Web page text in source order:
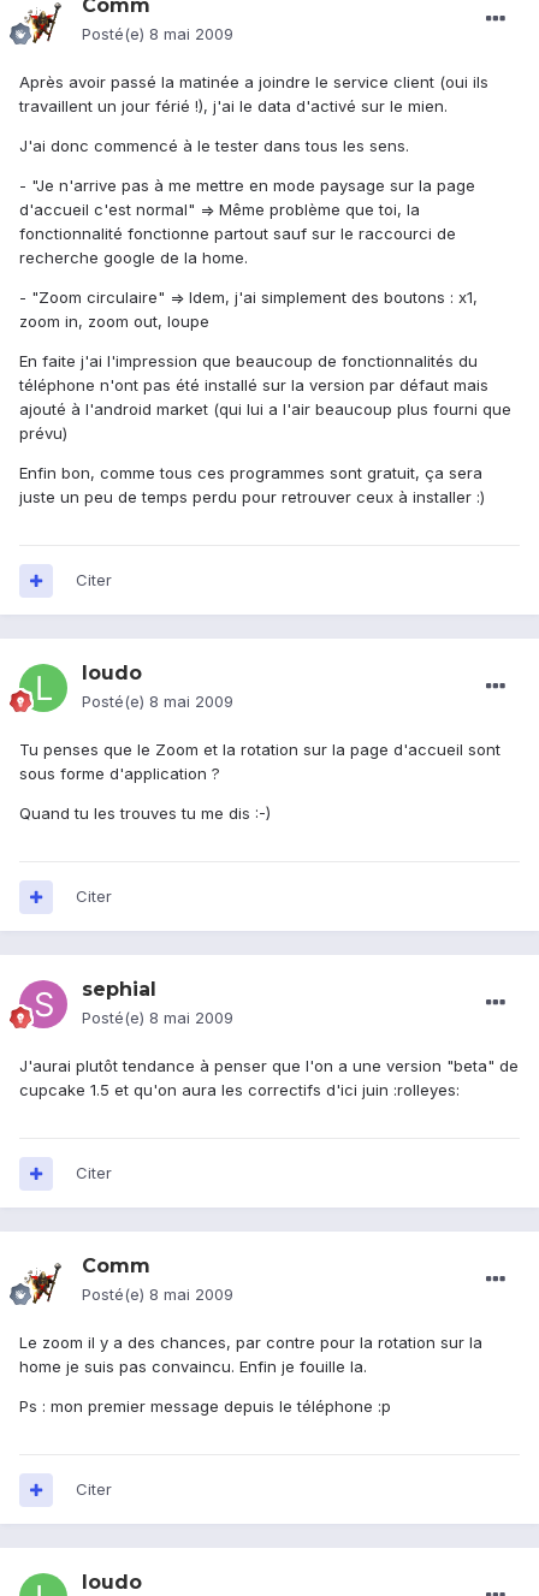
Comm
Posté(e) 8 mai 2009
Après avoir passé la matinée a joindre le service client (oui ils
travaillent un jour férié !), j'ai le data d'activé sur le mien.
J'ai donc commencé à le tester dans tous les sens.
- "Je n'arrive pas à me mettre en mode paysage sur la page
d'accueil c'est normal" => Même problème que toi, la
fonctionnalité fonctionne partout sauf sur le raccourci de
recherche google de la home.
- "Zoom circulaire" => Idem, j'ai simplement des boutons : x1,
zoom in, zoom out, loupe
En faite j'ai l'impression que beaucoup de fonctionnalités du
téléphone n'ont pas été installé sur la version par défaut mais
ajouté à l'android market (qui lui a l'air beaucoup plus fourni que
prévu)
Enfin bon, comme tous ces programmes sont gratuit, ça sera
juste un peu de temps perdu pour retrouver ceux à installer :)
Citer
loudo
Posté(e) 8 mai 2009
Tu penses que le Zoom et la rotation sur la page d'accueil sont
sous forme d'application ?
Quand tu les trouves tu me dis :-)
Citer
sephial
Posté(e) 8 mai 2009
J'aurai plutôt tendance à penser que l'on a une version "beta" de
cupcake 1.5 et qu'on aura les correctifs d'ici juin :rolleyes:
Citer
Comm
Posté(e) 8 mai 2009
Le zoom il y a des chances, par contre pour la rotation sur la
home je suis pas convaincu. Enfin je fouille la.
Ps : mon premier message depuis le téléphone :p
Citer
loudo